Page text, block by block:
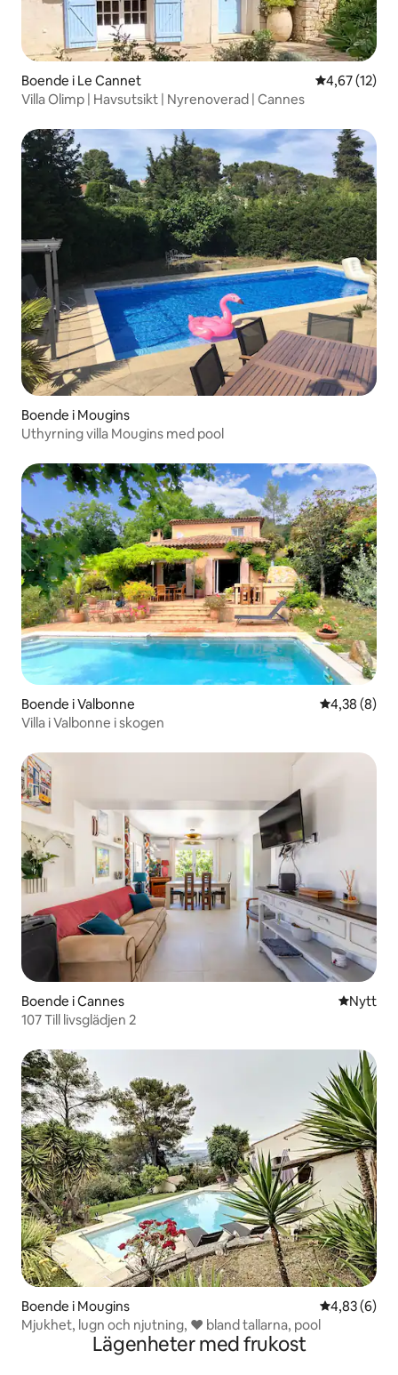
Boende i Le Cannet 4,67 av 5 i
4,67 (12)
Villa Olimp | Havsutsikt | Nyrenoverad | Cannes
Boende i Mougins
Uthyrning villa Mougins med pool
Boende i Valbonne 4,38 av 5 i
4,38 (8)
Villa i Valbonne i skogen
Boende i Cannes NyttNytt
107 Till livsglädjen 2
Boende i Mougins 4,83 av 5 i
4,83 (6)
Mjukhet, lugn och njutning, ♥ bland tallarna, pool
Lägenheter med frukost